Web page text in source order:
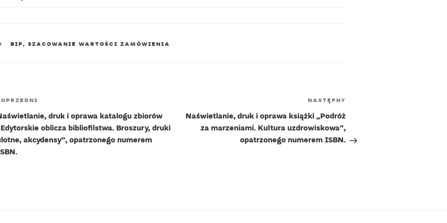
KATEGORIE
BIP, SZACOWANIE WARTOŚCI ZAMÓWIENIA
druk i oprawa katalogu zbiorów
oblicza bibliofilstwa. Broszury, druki
akcydensy”, opatrzonego numerem
NASTĘPNY
Naświetlanie, druk i oprawa książki „Podróż
za marzeniami. Kultura uzdrowiskowa”,
opatrzonego numerem ISBN.